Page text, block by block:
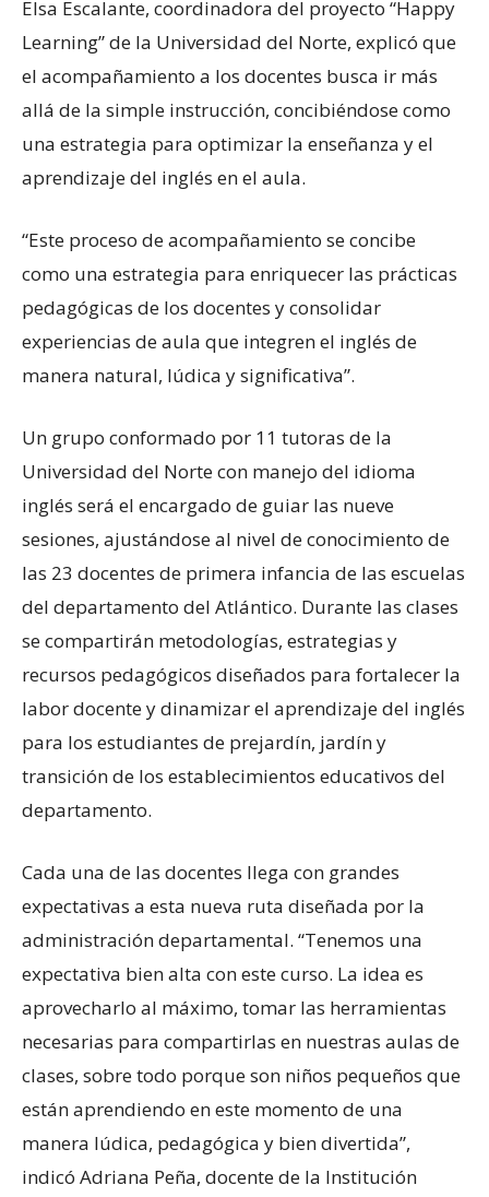
Elsa Escalante, coordinadora del proyecto “Happy
Learning” de la Universidad del Norte, explicó que
el acompañamiento a los docentes busca ir más
allá de la simple instrucción, concibiéndose como
una estrategia para optimizar la enseñanza y el
aprendizaje del inglés en el aula.
“Este proceso de acompañamiento se concibe
como una estrategia para enriquecer las prácticas
pedagógicas de los docentes y consolidar
experiencias de aula que integren el inglés de
manera natural, lúdica y significativa”.
Un grupo conformado por 11 tutoras de la
Universidad del Norte con manejo del idioma
inglés será el encargado de guiar las nueve
sesiones, ajustándose al nivel de conocimiento de
las 23 docentes de primera infancia de las escuelas
del departamento del Atlántico. Durante las clases
se compartirán metodologías, estrategias y
recursos pedagógicos diseñados para fortalecer la
labor docente y dinamizar el aprendizaje del inglés
para los estudiantes de prejardín, jardín y
transición de los establecimientos educativos del
departamento.
Cada una de las docentes llega con grandes
expectativas a esta nueva ruta diseñada por la
administración departamental. “Tenemos una
expectativa bien alta con este curso. La idea es
aprovecharlo al máximo, tomar las herramientas
necesarias para compartirlas en nuestras aulas de
clases, sobre todo porque son niños pequeños que
están aprendiendo en este momento de una
manera lúdica, pedagógica y bien divertida”,
indicó Adriana Peña, docente de la Institución